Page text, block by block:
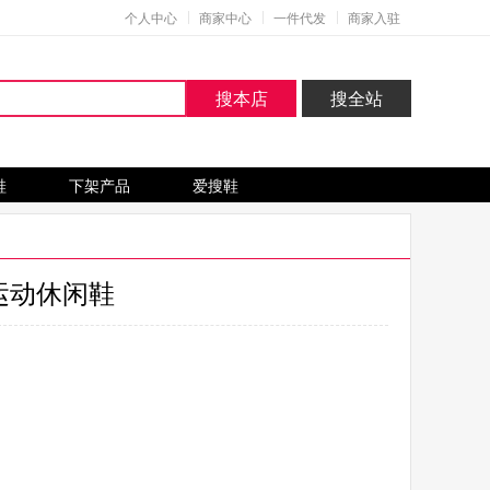
个人中心 商家中心 一件代发 商家入驻
搜本店 搜全站
下架产品 爱搜鞋
休闲鞋